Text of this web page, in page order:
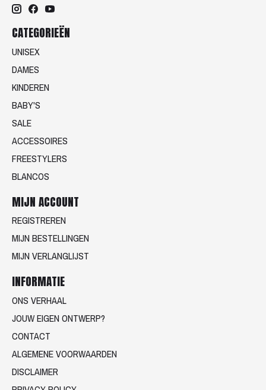
CATEGORIEËN
UNISEX
DAMES
KINDEREN
BABY'S
SALE
ACCESSOIRES
FREESTYLERS
BLANCOS
MIJN ACCOUNT
REGISTREREN
MIJN BESTELLINGEN
MIJN VERLANGLIJST
INFORMATIE
ONS VERHAAL
JOUW EIGEN ONTWERP?
CONTACT
ALGEMENE VOORWAARDEN
DISCLAIMER